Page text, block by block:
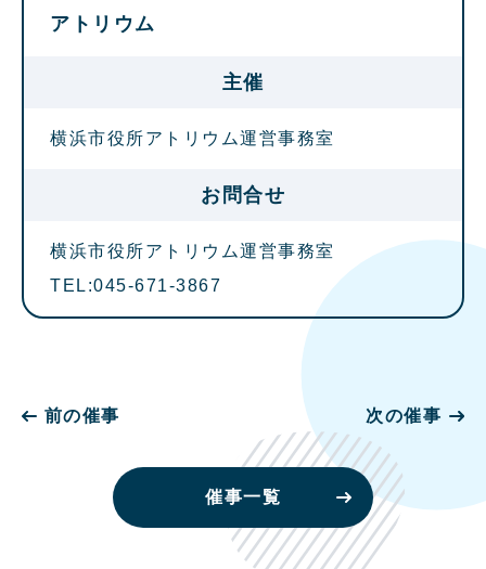
アトリウム
主催
横浜市役所アトリウム運営事務室
お問合せ
横浜市役所アトリウム運営事務室
TEL:045-671-3867
前の催事 次の催事
催事一覧